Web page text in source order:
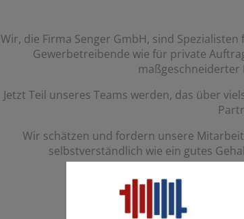
Wir, die Firma Senger GmbH, sind
Gewerbetreibende wie für private
maßgeschneiderter
Jetzt Teil unseres Teams werden, das über
Wir schätzen und fordern unsere
selbstverständlich wie ein gutes